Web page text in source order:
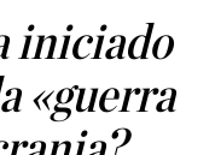
iniciado
«guerra